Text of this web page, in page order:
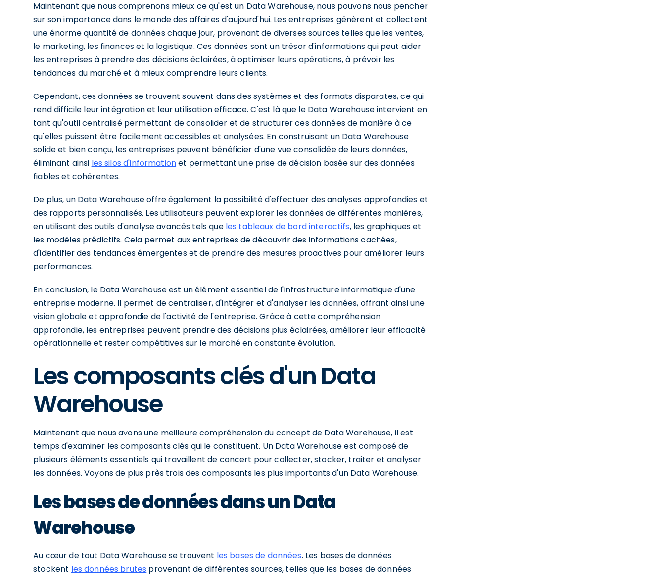
Maintenant que nous comprenons mieux ce qu'est un Data Warehouse, nous pouvons nous pencher
sur son importance dans le monde des affaires d'aujourd'hui. Les entreprises génèrent et collectent
une énorme quantité de données chaque jour, provenant de diverses sources telles que les ventes,
le marketing, les finances et la logistique. Ces données sont un trésor d'informations qui peut aider
les entreprises à prendre des décisions éclairées, à optimiser leurs opérations, à prévoir les
tendances du marché et à mieux comprendre leurs clients.
Cependant, ces données se trouvent souvent dans des systèmes et des formats disparates, ce qui
rend difficile leur intégration et leur utilisation efficace. C'est là que le Data Warehouse intervient en
tant qu'outil centralisé permettant de consolider et de structurer ces données de manière à ce
qu'elles puissent être facilement accessibles et analysées. En construisant un Data Warehouse
solide et bien conçu, les entreprises peuvent bénéficier d'une vue consolidée de leurs données,
éliminant ainsi les silos d'informationet permettant une prise de décision basée sur des données
fiables et cohérentes.
De plus, un Data Warehouse offre également la possibilité d'effectuer des analyses approfondies et
des rapports personnalisés. Les utilisateurs peuvent explorer les données de différentes manières,
en utilisant des outils d'analyse avancés tels que les tableaux de bord interactifs, les graphiques et
les modèles prédictifs. Cela permet aux entreprises de découvrir des informations cachées,
d'identifier des tendances émergentes et de prendre des mesures proactives pour améliorer leurs
performances.
En conclusion, le Data Warehouse est un élément essentiel de l'infrastructure informatique d'une
entreprise moderne. Il permet de centraliser, d'intégrer et d'analyser les données, offrant ainsi une
vision globale et approfondie de l'activité de l'entreprise. Grâce à cette compréhension
approfondie, les entreprises peuvent prendre des décisions plus éclairées, améliorer leur efficacité
opérationnelle et rester compétitives sur le marché en constante évolution.
Les composants clés d'un Data
Warehouse
Maintenant que nous avons une meilleure compréhension du concept de Data Warehouse, il est
temps d'examiner les composants clés qui le constituent. Un Data Warehouse est composé de
plusieurs éléments essentiels qui travaillent de concert pour collecter, stocker, traiter et analyser
les données. Voyons de plus près trois des composants les plus importants d'un Data Warehouse.
Les bases de données dans un Data
Warehouse
Au cœur de tout Data Warehouse se trouvent les bases de données. Les bases de données
stockent les données brutes provenant de différentes sources, telles que les bases de données